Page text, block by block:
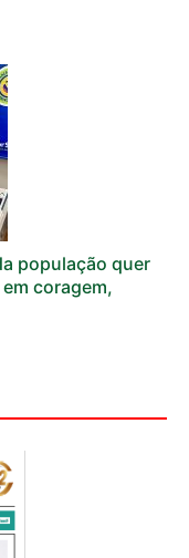
população quer
coragem,